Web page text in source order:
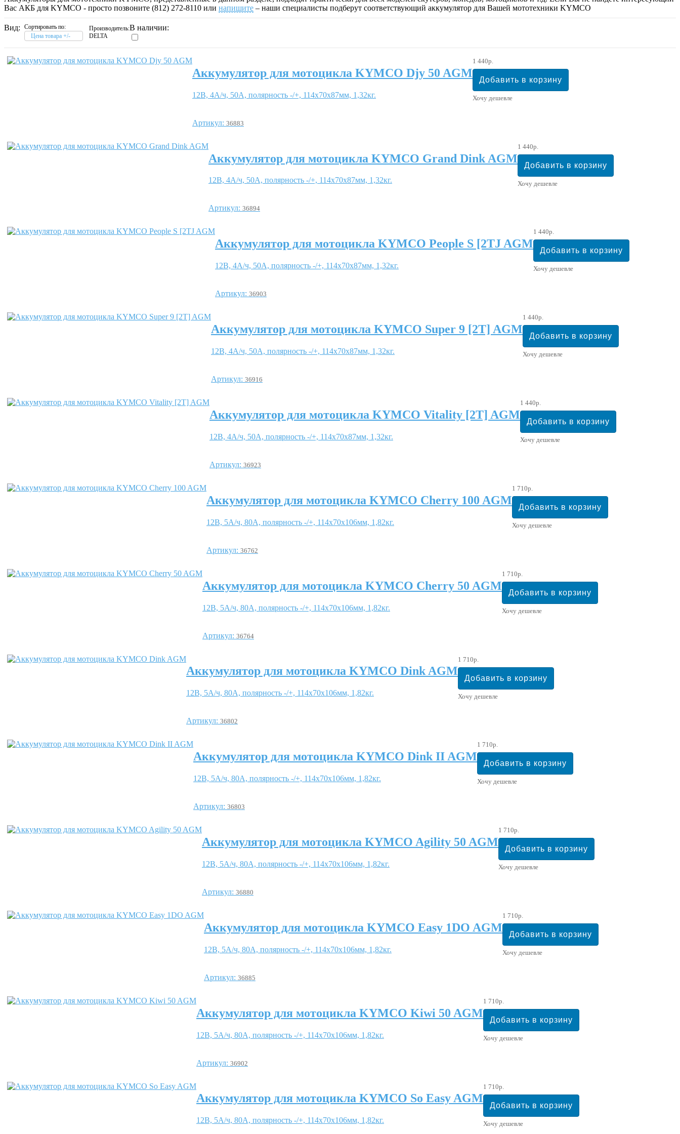
Вас АКБ для KYMCO - просто позвоните (812) 272-8110 или напишите – наши специалисты подберут соответствующий аккумулятор для Вашей мототехники KYMCO
Вид:
Сортировать по:
Цена товара +/-
Производитель:
DELTA
В наличии:
Аккумулятор для мотоцикла KYMCO Djy 50 AGM
12В, 4А/ч, 50А, полярность -/+, 114x70x87мм, 1,32кг.
Артикул: 36883
1 440р.
Хочу дешевле
Аккумулятор для мотоцикла KYMCO Grand Dink AGM
12В, 4А/ч, 50А, полярность -/+, 114x70x87мм, 1,32кг.
Артикул: 36894
1 440р.
Хочу дешевле
Аккумулятор для мотоцикла KYMCO People S [2TJ AGM
12В, 4А/ч, 50А, полярность -/+, 114x70x87мм, 1,32кг.
Артикул: 36903
1 440р.
Хочу дешевле
Аккумулятор для мотоцикла KYMCO Super 9 [2T] AGM
12В, 4А/ч, 50А, полярность -/+, 114x70x87мм, 1,32кг.
Артикул: 36916
1 440р.
Хочу дешевле
Аккумулятор для мотоцикла KYMCO Vitality [2T] AGM
12В, 4А/ч, 50А, полярность -/+, 114x70x87мм, 1,32кг.
Артикул: 36923
1 440р.
Хочу дешевле
Аккумулятор для мотоцикла KYMCO Cherry 100 AGM
12В, 5А/ч, 80А, полярность -/+, 114x70x106мм, 1,82кг.
Артикул: 36762
1 710р.
Хочу дешевле
Аккумулятор для мотоцикла KYMCO Cherry 50 AGM
12В, 5А/ч, 80А, полярность -/+, 114x70x106мм, 1,82кг.
Артикул: 36764
1 710р.
Хочу дешевле
Аккумулятор для мотоцикла KYMCO Dink AGM
12В, 5А/ч, 80А, полярность -/+, 114x70x106мм, 1,82кг.
Артикул: 36802
1 710р.
Хочу дешевле
Аккумулятор для мотоцикла KYMCO Dink II AGM
12В, 5А/ч, 80А, полярность -/+, 114x70x106мм, 1,82кг.
Артикул: 36803
1 710р.
Хочу дешевле
Аккумулятор для мотоцикла KYMCO Agility 50 AGM
12В, 5А/ч, 80А, полярность -/+, 114x70x106мм, 1,82кг.
Артикул: 36880
1 710р.
Хочу дешевле
Аккумулятор для мотоцикла KYMCO Easy 1DO AGM
12В, 5А/ч, 80А, полярность -/+, 114x70x106мм, 1,82кг.
Артикул: 36885
1 710р.
Хочу дешевле
Аккумулятор для мотоцикла KYMCO Kiwi 50 AGM
12В, 5А/ч, 80А, полярность -/+, 114x70x106мм, 1,82кг.
Артикул: 36902
1 710р.
Хочу дешевле
Аккумулятор для мотоцикла KYMCO So Easy AGM
12В, 5А/ч, 80А, полярность -/+, 114x70x106мм, 1,82кг.
1 710р.
Хочу дешевле